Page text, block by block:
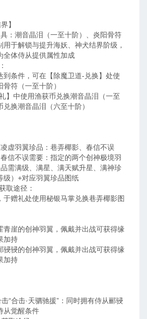
】
：潮音晶泪（一至十阶）、炎阳骨符
用于解锁与提升海妖、神犬结界阶级，
全体侍从提供属性加成
条件，可在【除魔卫道-兑换】处使
符（一至十阶）
】中使用渔获币兑换潮音晶泪（一至
换潮音晶泪（六至十阶）
虚羽翼珍品：巷弄椰影、春信不误
信不误需要：指定的两个创神极境羽
需满级、满星、满天赋升星、满神珍
级）+对应羽翼珍品图纸
取途径：
于赠礼处使用秘银马掌兑换巷弄椰影图
青崖的创神羽翼，佩戴并出战可获得缘
加持
骎骎的创神羽翼，佩戴并出战可获得缘
加持
“合击·天驷驰援”：同时拥有侍从郦骎
从觉醒条件